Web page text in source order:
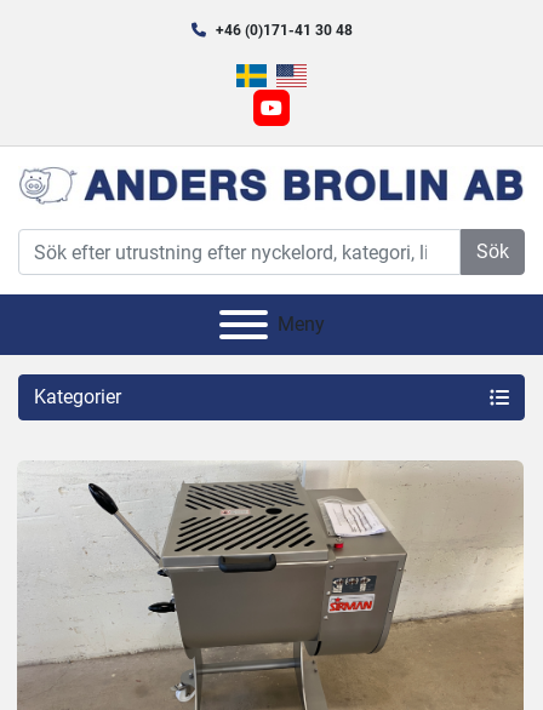
+46 (0)171-41 30 48
youtube
Sök
Meny
Kategorier